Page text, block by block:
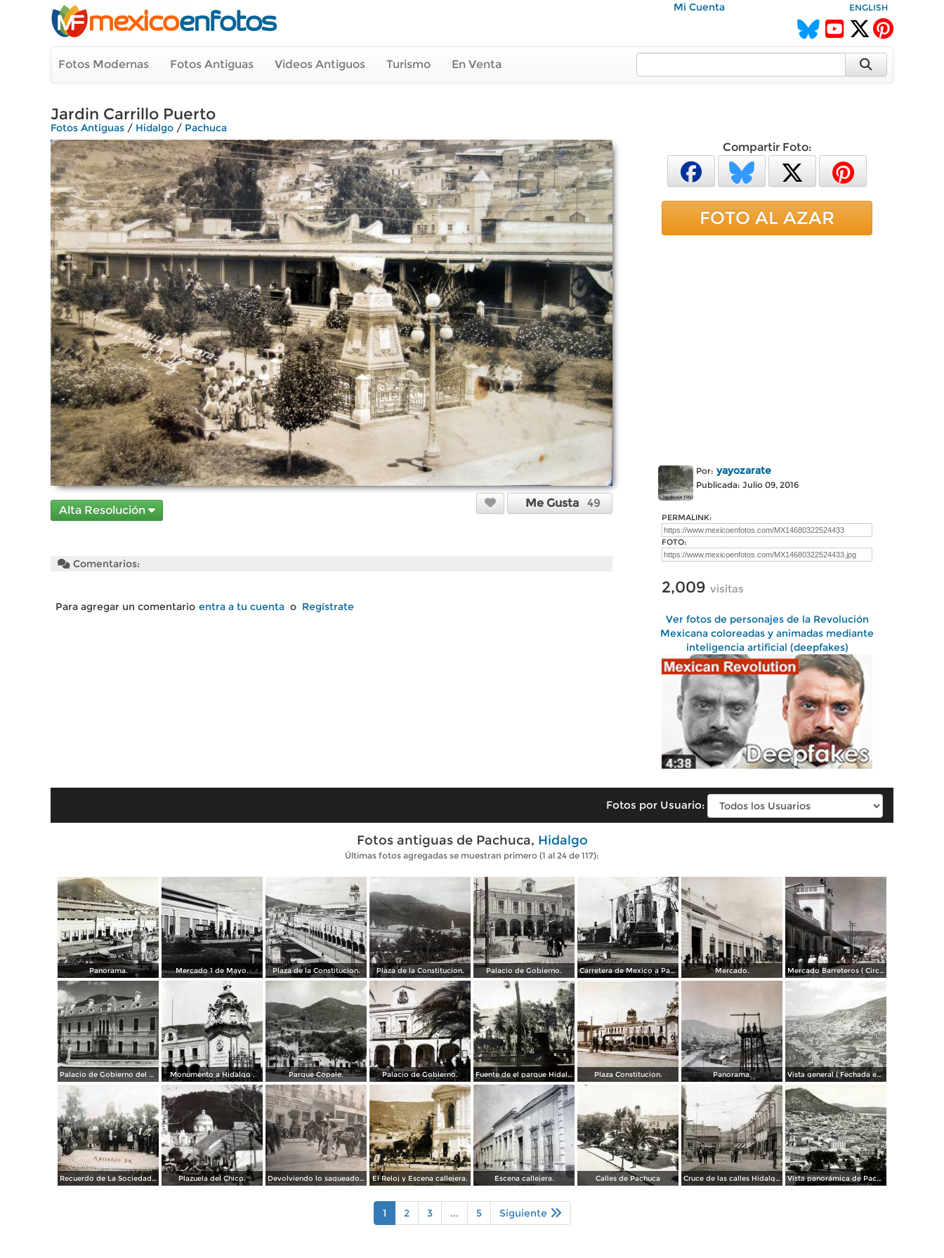
Mi Cuenta ENGLISH
Fotos Modernas Fotos Antiguas Videos Antiguos Turismo En Venta
Jardin Carrillo Puerto
Fotos Antiguas / Hidalgo / Pachuca
Alta Resolución
Me Gusta 49
Comentarios:
Para agregar un comentario entra a tu cuenta o Regístrate
Compartir Foto:
FOTO AL AZAR
Por: yayozarate
Publicada: Julio 09, 2016
PERMALINK:
FOTO:
2,009 visitas
Ver fotos de personajes de la Revolución
Mexicana coloreadas y animadas mediante
inteligencia artificial (deepfakes)
Fotos por Usuario:
Fotos antiguas de Pachuca, Hidalgo
Últimas fotos agregadas se muestran primero (1 al 24 de 117):
Panorama. Mercado 1 de Mayo. Plaza de la Constitucion. Plaza de la Constitucion. Palacio de Gobierno. Carretera de Mexico a Pachuca. Mercado. Mercado Barreteros ( Circulada el 24 de Marzo de 1963 ).
Palacio de Gobierno del Estado de Hidalgo Monumento a Hidalgo . Parque Copale. Palacio de Gobierno. Fuente de el parque Hidalgo. Plaza Constitucion. Panorama. Vista general ( Fechada en 1928 ).
Recuerdo de La Sociedad de San Vicente de Paul en el Parque Hidalgo ( Fechada en 1920 ). Plazuela del Chico. Devolviendo lo saqueado durante La Revolucion Mexicana ( Fechada el 11 de Marzo de 1911 ). El Reloj y Escena callejera. Escena callejera. Calles de Pachuca Cruce de las calles Hidalgo y Ocampo Vista panorámica de Pachuca
1 2 3 ... 5 Siguiente